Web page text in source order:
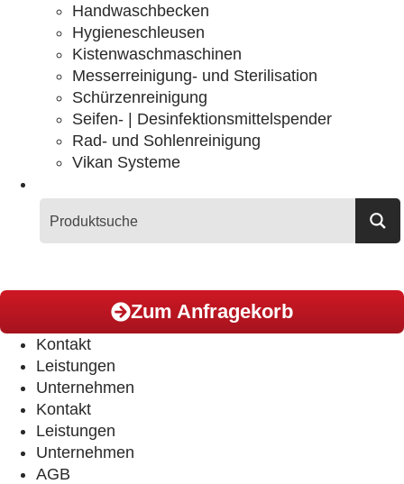
Handwaschbecken
Hygieneschleusen
Kistenwaschmaschinen
Messerreinigung- und Sterilisation
Schürzenreinigung
Seifen- | Desinfektionsmittelspender
Rad- und Sohlenreinigung
Vikan Systeme
Zum Anfragekorb
Kontakt
Leistungen
Unternehmen
Kontakt
Leistungen
Unternehmen
AGB